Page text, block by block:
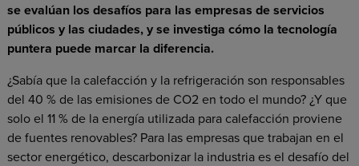
se evalúan los desafíos para las empresas de servicios
públicos y las ciudades, y se investiga cómo la tecnología
puntera puede marcar la diferencia.
¿Sabía que la calefacción y la refrigeración son responsables
del 40 % de las emisiones de CO2 en todo el mundo? ¿Y que
solo el 11 % de la energía utilizada para calefacción proviene
de fuentes renovables? Para las empresas que trabajan en el
sector energético, descarbonizar la industria es el desafío del